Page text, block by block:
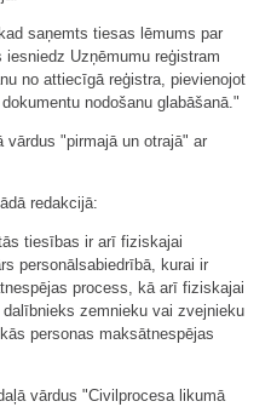
saņemts tiesas lēmums par
Uzņēmumu reģistram
no attiecīgā reģistra, pievienojot
nodošanu glabāšanā."
vārdus "pirmajā un otrajā" ar
redakcijā:
tiesības ir arī fiziskajai
personālsabiedrībā, kurai ir
process, kā arī fiziskajai
zemnieku vai zvejnieku
personas maksātnespējas
vārdus "Civilprocesa likumā